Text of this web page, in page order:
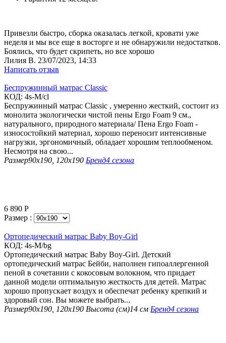
Привезли быстро, сборка оказалась легкой, кровати уже
неделя и мы все еще в восторге и не обнаружили недостатков.
Боялись, что будет скрипеть, но все хорошо
Лилия В. 23/07/2023, 14:33
Написать отзыв
Беспружинный матрас Classic
КОД: 4s-M/cl
Беспружинный матрас Classic , умеренно жесткий, состоит из
монолита экологически чистой пены Ergo Foam 9 см.,
натурального, природного материала/ Пена Ergo Foam -
износостойкий материал, хорошо переносит интенсивные
нагрузки, эргономичный, обладает хорошим теплообменом.
Несмотря на свою...
Размер90х190, 120х190 Бренд4 сезона
6 890 Р
Размер :
Ортопедический матрас Baby Boy-Girl
КОД: 4s-M/bg
Ортопедический матрас Baby Boy-Girl. Детский
ортопедический матрас Бейби, наполнен гипоаллергенной
пеной в сочетании с кокосовым волокном, что придает
данной модели оптимальную жесткость для детей. Матрас
хорошо пропускает воздух и обеспечат ребенку крепкий и
здоровый сон. Вы можете выбрать...
Размер90х190, 120х190 Высота (см)14 см Бренд4 сезона